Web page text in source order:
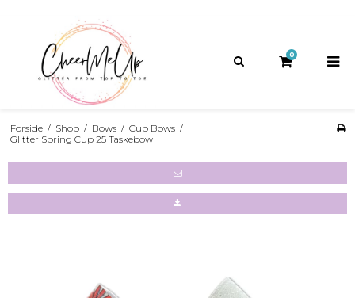
0
Forside / Shop / Bows / Cup Bows /
Glitter Spring Cup 25 Taskebow